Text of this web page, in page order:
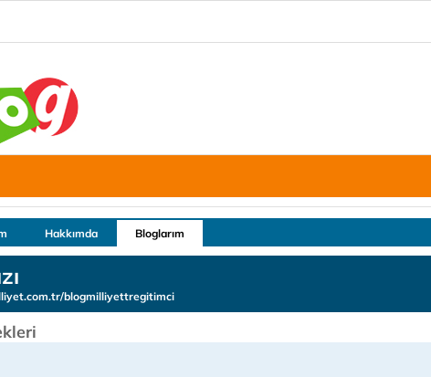
Hakkımda Bloglarım
blogmilliyettregitimci